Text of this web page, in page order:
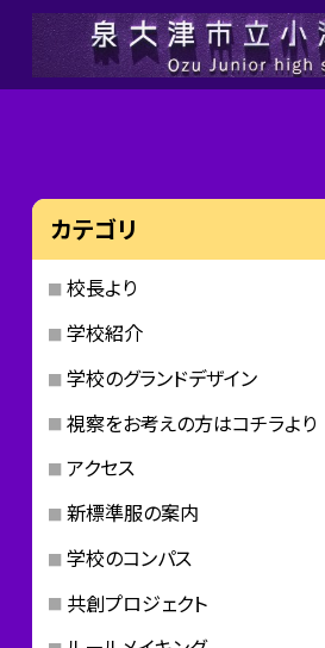
カテゴリ
校長より
学校紹介
学校のグランドデザイン
視察をお考えの方はコチラより
アクセス
新標準服の案内
学校のコンパス
共創プロジェクト